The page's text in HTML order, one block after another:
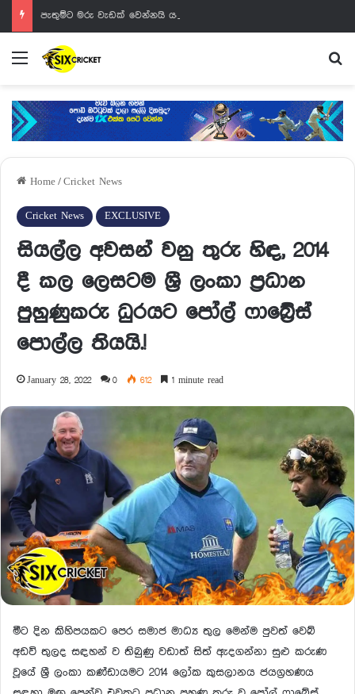
පැතුම්ට මරු වැඩක් වෙන්නයි යන්නේ
Menu
Home / Cricket News
Cricket News EXCLUSIVE
සියල්ල අවසන් වනු තුරු හිඳ, 2014
දී කල ලෙසටම ශ්‍රී ලංකා ප්‍රධාන
පුහුණුකරු ධුරයට පෝල් ෆාබ්‍රේස්
පොල්ල තියයි.!
January 28, 2022 0 612 1 minute read
මීට දින කිහිපයකට පෙර සමාජ මාධ්‍ය තුල මෙන්ම පුවත් වෙබ්
අඩවි තුලද සඳහන් ව තිබුණු වඩාත් සිත් ඇදගන්නා සුළු කරුණ
වූයේ ශ්‍රී ලංකා කණ්ඩායමට 2014 ලෝක කුසලානය ජයග්‍රහණය